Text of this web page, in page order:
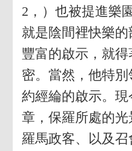
2，）也被提進樂
就是陰間裡快樂
豐富的啟示，就
密。當然，他特
約經綸的啟示。
章，保羅所處的光
羅馬政客、以及